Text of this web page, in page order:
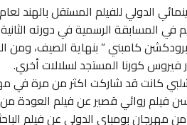
المسابقة الرسمية في دورته
كامبني ” بنهاية الصيف، ومن
فيروس كورنا المستجد لسلالات أخري.
كانت قد شاركت اكثر من مرة في
فيلم روائي قصير عن فيلم العودة